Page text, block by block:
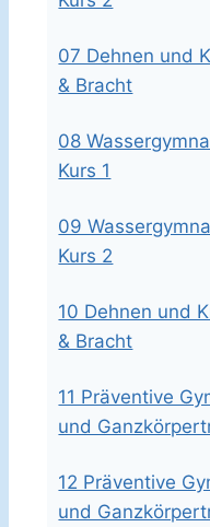
07 Dehnen und
& Bracht
08
Kurs 1
09
Kurs 2
10 Dehnen und
& Bracht
11 Präventive
und
12 Präventive
und